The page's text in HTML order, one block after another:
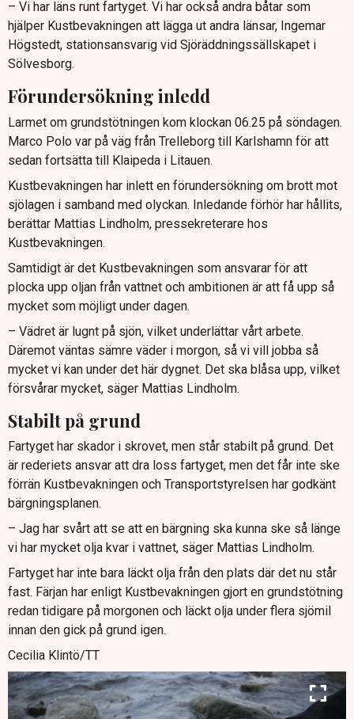
– Vi har läns runt fartyget. Vi har också andra båtar som
hjälper Kustbevakningen att lägga ut andra länsar, Ingemar
Högstedt, stationsansvarig vid Sjöräddningssällskapet i
Sölvesborg.
Förundersökning inledd
Larmet om grundstötningen kom klockan 06.25 på söndagen.
Marco Polo var på väg från Trelleborg till Karlshamn för att
sedan fortsätta till Klaipeda i Litauen.
Kustbevakningen har inlett en förundersökning om brott mot
sjölagen i samband med olyckan. Inledande förhör har hållits,
berättar Mattias Lindholm, pressekreterare hos
Kustbevakningen.
Samtidigt är det Kustbevakningen som ansvarar för att
plocka upp oljan från vattnet och ambitionen är att få upp så
mycket som möjligt under dagen.
– Vädret är lugnt på sjön, vilket underlättar vårt arbete.
Däremot väntas sämre väder i morgon, så vi vill jobba så
mycket vi kan under det här dygnet. Det ska blåsa upp, vilket
försvårar mycket, säger Mattias Lindholm.
Stabilt på grund
Fartyget har skador i skrovet, men står stabilt på grund. Det
är rederiets ansvar att dra loss fartyget, men det får inte ske
förrän Kustbevakningen och Transportstyrelsen har godkänt
bärgningsplanen.
– Jag har svårt att se att en bärgning ska kunna ske så länge
vi har mycket olja kvar i vattnet, säger Mattias Lindholm.
Fartyget har inte bara läckt olja från den plats där det nu står
fast. Färjan har enligt Kustbevakningen gjort en grundstötning
redan tidigare på morgonen och läckt olja under flera sjömil
innan den gick på grund igen.
Cecilia Klintö/TT